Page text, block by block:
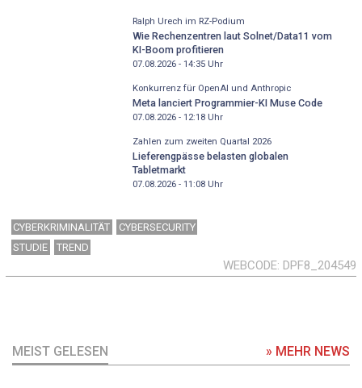
Ralph Urech im RZ-Podium
Wie Rechenzentren laut Solnet/Data11 vom
KI-Boom profitieren
07.08.2026 - 14:35Uhr
Konkurrenz für OpenAI und Anthropic
Meta lanciert Programmier-KI Muse Code
07.08.2026 - 12:18Uhr
Zahlen zum zweiten Quartal 2026
Lieferengpässe belasten globalen
Tabletmarkt
07.08.2026 - 11:08Uhr
CYBERKRIMINALITÄT
CYBERSECURITY
STUDIE
TREND
WEBCODE DPF8_204549
MEIST GELESEN » MEHR NEWS